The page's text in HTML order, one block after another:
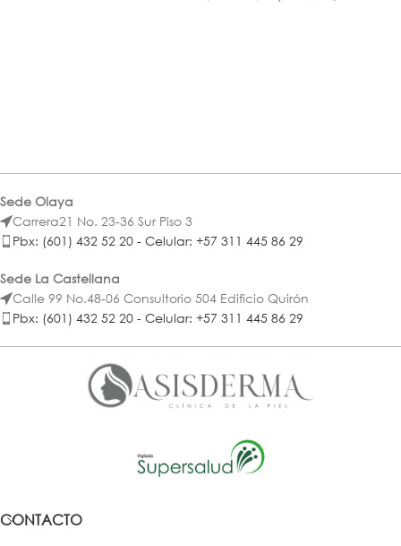
Sede Olaya
Carrera21 No. 23-36 Sur Piso 3
Pbx: (601) 432 52 20 - Celular: +57 311 445 86 29
Sede La Castellana
Calle 99 No.48-06 Consultorio 504 Edificio Quirón
Pbx: (601) 432 52 20 - Celular: +57 311 445 86 29
CONTACTO